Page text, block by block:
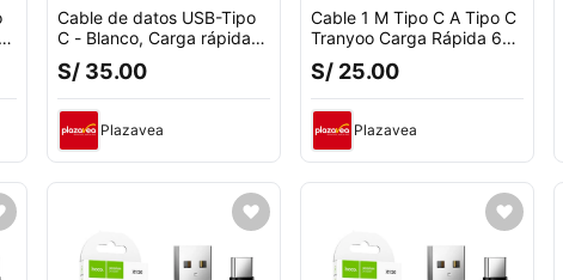
Cable de datos USB-Tipo
C - Blanco, Carga rápida
6A, Antienrrollamiento
S/ 35.00
Plazavea
Cable 1 M Tipo C A Tipo C
Tranyoo Carga Rápida 60
W Blanco
S/ 25.00
Plazavea